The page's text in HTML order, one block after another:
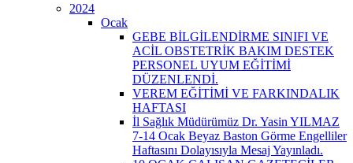
2024
Ocak
GEBE BİLGİLENDİRME SINIFI VE
ACİL OBSTETRİK BAKIM DESTEK
PERSONEL UYUM EĞİTİMİ
DÜZENLENDİ.
VEREM EĞİTİMİ VE FARKINDALIK
HAFTASI
İl Sağlık Müdürümüz Dr. Yasin YILMAZ
7-14 Ocak Beyaz Baston Görme Engelliler
Haftasını Dolayısıyla Mesaj Yayınladı.